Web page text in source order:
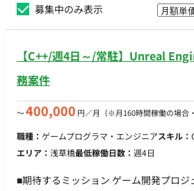
募集中のみ表示
【C++/週4日～/常駐】Unreal
務案件
〜400,000 円／月 （※月160時間稼働の場合
職種： ゲームプログラマ・エンジニアスキル：
エリア： 浅草橋最低稼働日数： 週4日
■期待するミッション ゲーム開発プロジ